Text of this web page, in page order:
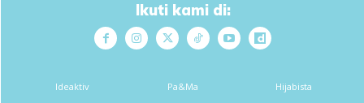
Ikuti kami di:
Ideaktiv Pa&Ma Hijabista